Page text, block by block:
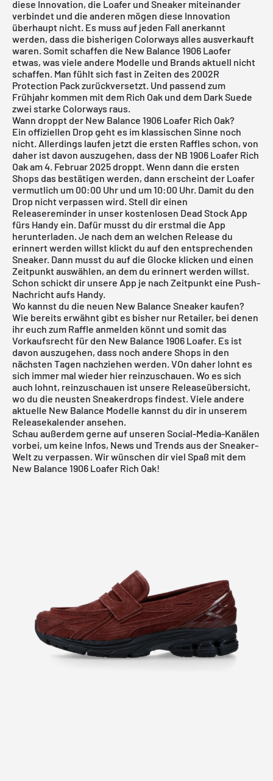
diese Innovation, die Loafer und Sneaker miteinander
verbindet und die anderen mögen diese Innovation
überhaupt nicht. Es muss auf jeden Fall anerkannt
werden, dass die bisherigen Colorways alles ausverkauft
waren. Somit schaffen die New Balance 1906 Laofer
etwas, was viele andere Modelle und Brands aktuell nicht
schaffen. Man fühlt sich fast in Zeiten des 2002R
Protection Pack zurückversetzt. Und passend zum
Frühjahr kommen mit dem Rich Oak und dem Dark Suede
zwei starke Colorways raus.
Wann droppt der New Balance 1906 Loafer Rich Oak?
Ein offiziellen Drop geht es im klassischen Sinne noch
nicht. Allerdings laufen jetzt die ersten Raffles schon, von
daher ist davon auszugehen, dass der NB 1906 Loafer Rich
Oak am 4. Februar 2025 droppt. Wenn dann die ersten
Shops das bestätigen werden, dann erscheint der Loafer
vermutlich um 00:00 Uhr und um 10:00 Uhr. Damit du den
Drop nicht verpassen wird. Stell dir einen
Releasereminder in unser kostenlosen Dead Stock App
fürs Handy ein. Dafür musst du dir erstmal die App
herunterladen. Je nach dem an welchen Release du
erinnert werden willst klickt du auf den entsprechenden
Sneaker. Dann musst du auf die Glocke klicken und einen
Zeitpunkt auswählen, an dem du erinnert werden willst.
Schon schickt dir unsere App je nach Zeitpunkt eine Push-
Nachricht aufs Handy.
Wo kannst du die neuen New Balance Sneaker kaufen?
Wie bereits erwähnt gibt es bisher nur Retailer, bei denen
ihr euch zum Raffle anmelden könnt und somit das
Vorkaufsrecht für den New Balance 1906 Loafer. Es ist
davon auszugehen, dass noch andere Shops in den
nächsten Tagen nachziehen werden. VOn daher lohnt es
sich immer mal wieder hier reinzuschauen. Wo es sich
auch lohnt, reinzuschauen ist unsere Releaseübersicht,
wo du die neusten Sneakerdrops findest. Viele andere
aktuelle New Balance Modelle kannst du dir in unserem
Releasekalenderansehen.
Schau außerdem gerne auf unseren Social-Media-Kanälen
vorbei, um keine Infos, News und Trends aus der Sneaker-
Welt zu verpassen. Wir wünschen dir viel Spaß mit dem
New Balance 1906 Loafer Rich Oak!